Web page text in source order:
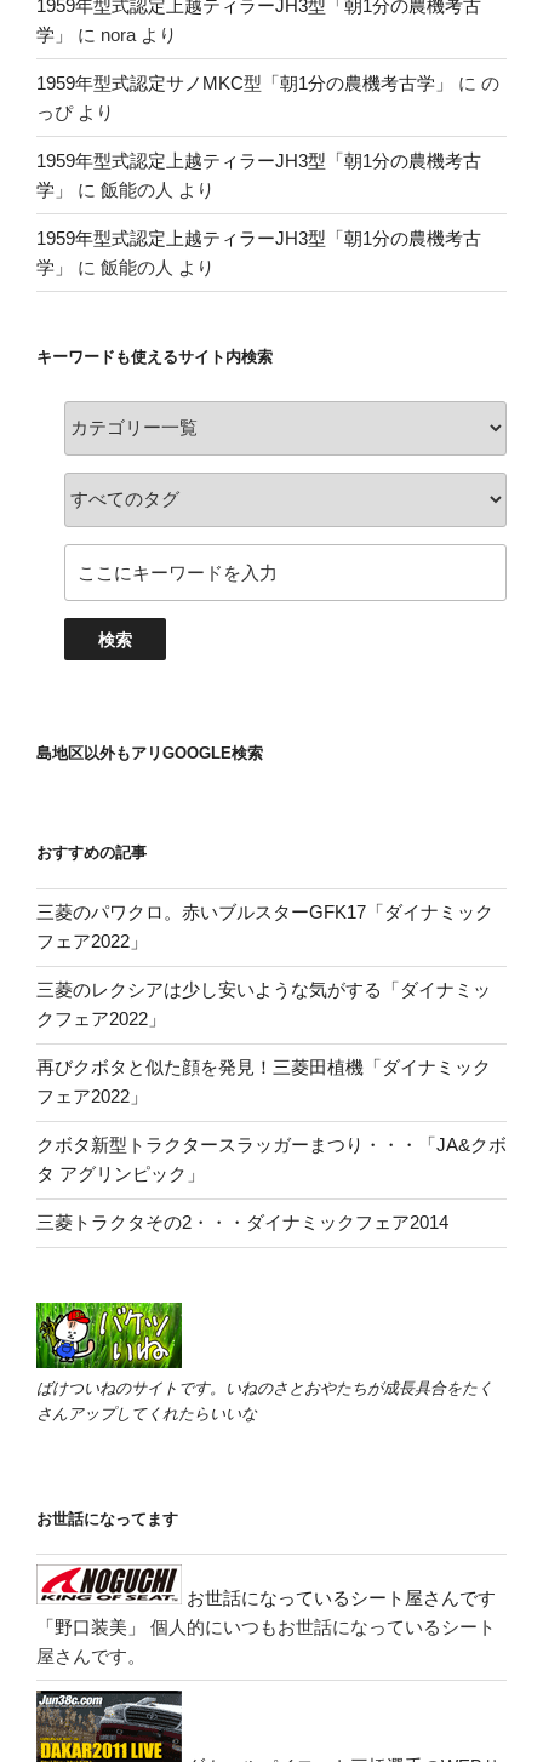
1959年型式認定上越ティラーJH3型「朝1分の農機考古
学」
に nora より
1959年型式認定サノMKC型「朝1分の農機考古学」 に の
っぴより
1959年型式認定上越ティラーJH3型「朝1分の農機考古
学」
に 飯能の人 より
1959年型式認定上越ティラーJH3型「朝1分の農機考古
学」
に 飯能の人 より
キーワードも使えるサイト内検索
島地区以外もアリGOOGLE検索
おすすめの記事
三菱のパワクロ。赤いブルスターGFK17「ダイナミック
フェア2022」
三菱のレクシアは少し安いような気がする「ダイナミッ
クフェア2022」
再びクボタと似た顔を発見！三菱田植機「ダイナミック
フェア2022」
クボタ新型トラクタースラッガーまつり・・・「JA&クボ
タ アグリンピック」
三菱トラクタその2・・・ダイナミックフェア2014
ばけついねのサイトです。いねのさとおやたちが成長具合をたく
さんアップしてくれたらいいな
お世話になってます
お世話になっているシート屋さんです
「野口装美」
個人的にいつもお世話になっているシート
屋さんです。